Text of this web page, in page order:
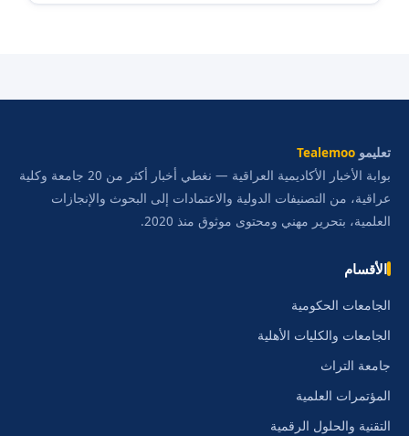
تعليمو Tealemoo
بوابة الأخبار الأكاديمية العراقية — نغطي أخبار أكثر من 20 جامعة وكلية
عراقية، من التصنيفات الدولية والاعتمادات إلى البحوث والإنجازات
العلمية، بتحرير مهني ومحتوى موثوق منذ 2020.
الأقسام
الجامعات الحكومية
الجامعات والكليات الأهلية
جامعة التراث
المؤتمرات العلمية
التقنية والحلول الرقمية